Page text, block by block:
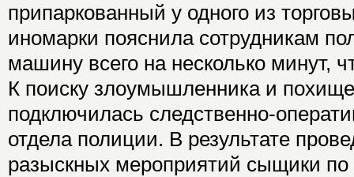
припаркованный у одного из
иномарки пояснила сотрудникам
машину всего на несколько минут,
К поиску злоумышленника и
подключилась следственно-
отдела полиции. В результате
разыскных мероприятий сыщики по